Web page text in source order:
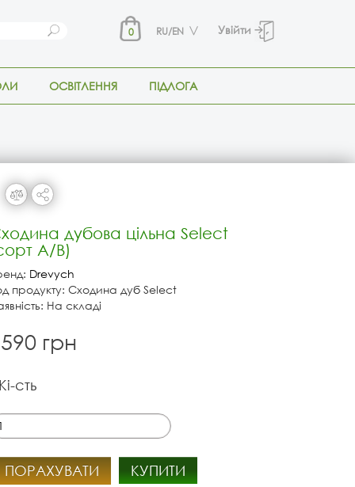
0 RU/EN Увійти
ОСВІТЛЕННЯ ПІДЛОГА
дубова цільна Select
A/B)
Drevych
продукту: Сходина дуб Select
На складі
грн
сть
ПОРАХУВАТИ КУПИТИ